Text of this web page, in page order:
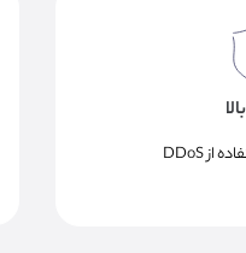
امنیت بسیار بالای سرور با استفاده از DDoS